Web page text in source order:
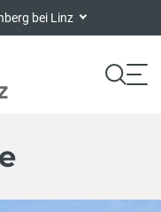
bei Linz